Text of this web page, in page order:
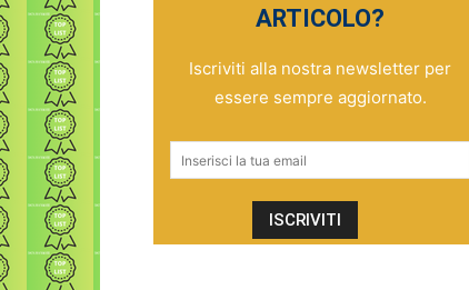
ARTICOLO?
Iscriviti alla nostra newsletter per
essere sempre aggiornato.